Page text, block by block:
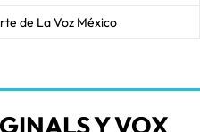
de La Voz México
Y VOX